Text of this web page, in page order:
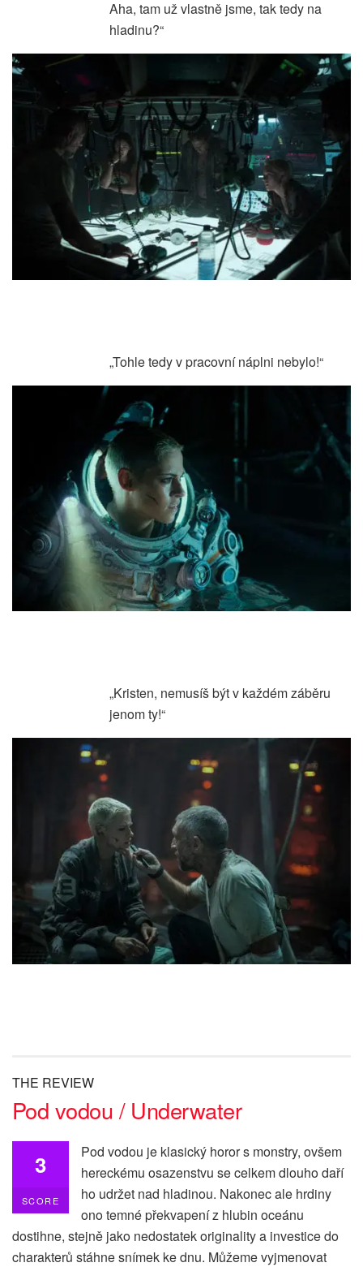
Aha, tam už vlastně jsme, tak tedy na
hladinu?“
„Tohle tedy v pracovní náplni nebylo!“
„Kristen, nemusíš být v každém záběru
jenom ty!“
THE REVIEW
Pod vodou / Underwater
3
SCORE
Pod vodou je klasický horor s monstry, ovšem
hereckému osazenstvu se celkem dlouho daří
ho udržet nad hladinou. Nakonec ale hrdiny
ono temné překvapení z hlubin oceánu
dostihne, stejně jako nedostatek originality a investice do
charakterů stáhne snímek ke dnu. Můžeme vyjmenovat